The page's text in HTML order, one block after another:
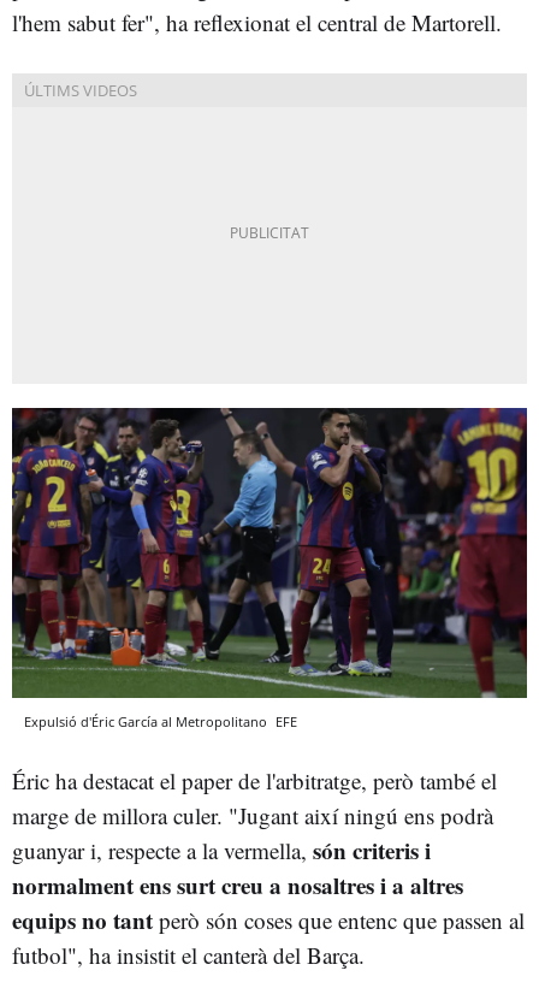
l'hem sabut fer", ha reflexionat el central de Martorell.
Expulsió d'Éric García al Metropolitano EFE
Éric ha destacat el paper de l'arbitratge, però també el
marge de millora culer. "Jugant així ningú ens podrà
guanyar i, respecte a la vermella, són criteris i
normalment ens surt creu a nosaltres i a altres
equips no tant però són coses que entenc que passen al
futbol", ha insistit el canterà del Barça.